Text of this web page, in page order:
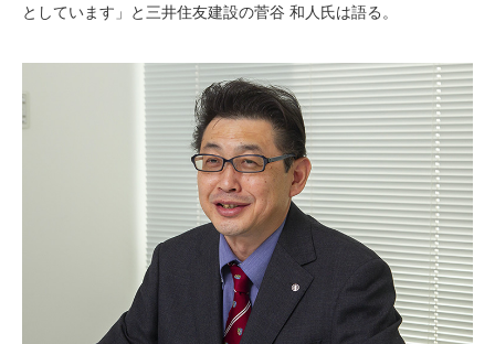
としています」と三井住友建設の菅谷 和人氏は語る。